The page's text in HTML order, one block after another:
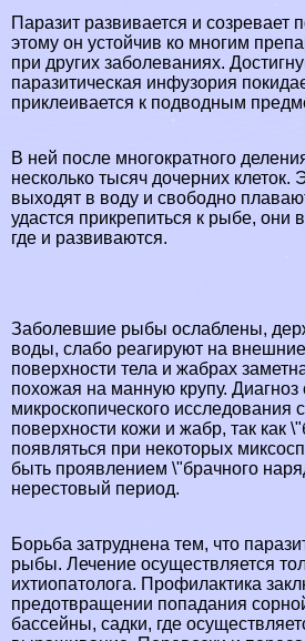
Паразит развивается и
этому он устойчив ко многим
при других заболеваниях.
паразитическая инфузория
приклеивается к подводным
В ней после многократного
несколько тысяч дочерних клеток.
выходят в воду и свободно
удастся прикрепиться к рыбе, они
где и развиваются.
Заболевшие рыбы ослаблены,
воды, слабо реагируют на
поверхности тела и жабрах
похожая на манную крупу. Диагноз
микроскопического исследования
поверхности кожи и жабр, так как
появляться при некоторых
быть проявлением \"брачного
нерестовый период.
Борьба затруднена тем, что
рыбы. Лечение осуществляется
ихтиопатолога. Профилактика
предотвращении попадания
бассейны, садки, где